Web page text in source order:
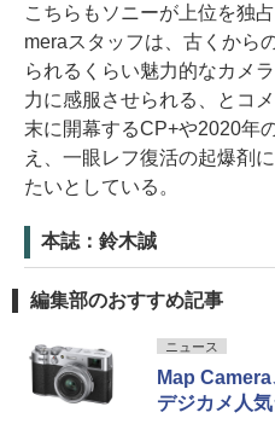
こちらもソニーが上位を独
meraスタッフは、古くから
られるくらい魅力的なカメ
力に感服させられる、とコ
末に開幕するCP+や2020年
え、一眼レフ復活の起爆剤
たいとしている。
本誌：鈴木誠
編集部のおすすめ記事
ニュース
Map
デジカメ人